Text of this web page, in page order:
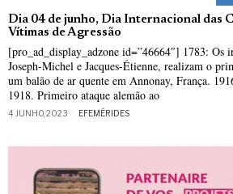
Dia 04 de junho, Dia Internacional das
Vítimas de Agressão
[pro_ad_display_adzone id=”46664″] 1783: Os
Joseph-Michel e Jacques-Étienne, realizam o
um balão de ar quente em Annonay, França.
1918. Primeiro ataque alemão ao
4 JUNHO, 2023 EFEMÉRIDES